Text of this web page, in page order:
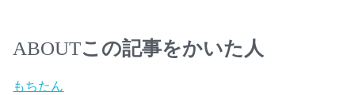
ABOUTこの記事をかいた人
もちたん